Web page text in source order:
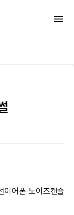
이어폰 노이즈캔슬